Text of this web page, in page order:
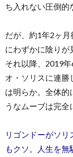
ち入れない圧倒的
だが、約1年2ヶ
にわずかに陰りが
それ以降、2019
オ・ソリスに連勝
は明らか。全体的
うなムーブは完全
リゴンドーがソ
もクソ。人生を